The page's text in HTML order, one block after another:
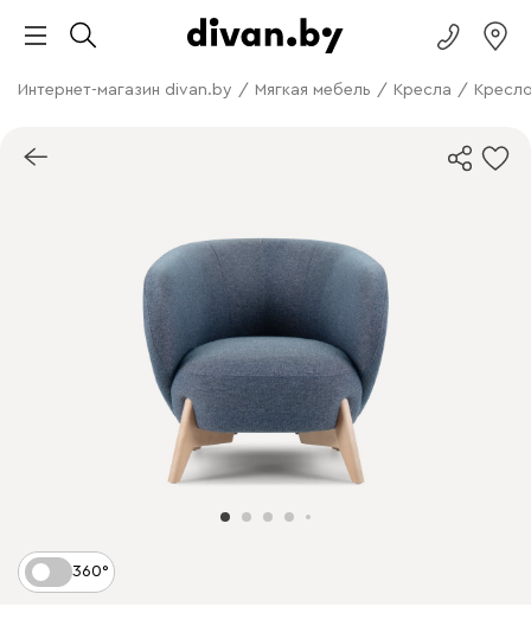
Интернет-магазин divan.by / Мягкая мебель / Кресла /
360°